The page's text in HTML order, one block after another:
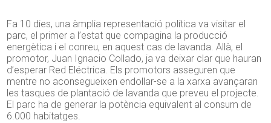
Fa 10 dies, una àmplia representació política va visitar el
parc, el primer a l’estat que compagina la producció
energètica i el conreu, en aquest cas de lavanda. Allà, el
promotor, Juan Ignacio Collado, ja va deixar clar que hauran
d’esperar Red Eléctrica. Els promotors asseguren que
mentre no aconsegueixen endollar-se a la xarxa avançaran
les tasques de plantació de lavanda que preveu el projecte.
El parc ha de generar la potència equivalent al consum de
6.000 habitatges.